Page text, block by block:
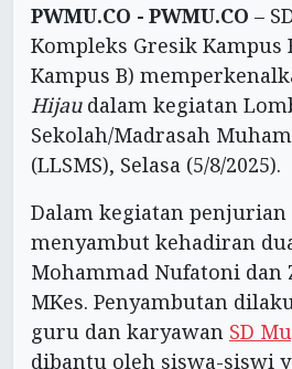
PWMU.CO - PWMU.CO –
Kompleks Gresik Kampus
Kampus B)
Hijaudalam kegiatan
Sekolah/Madrasah
(LLSMS), Selasa (5/8/2025).
Dalam kegiatan
menyambut kehadiran
Mohammad Nufatoni dan
MKes. Penyambutan
guru dan karyawan SD
dibantu oleh siswa-siswi